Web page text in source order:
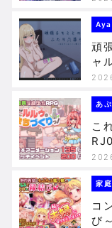
頑
ャ
あ
こ
家
コ
び